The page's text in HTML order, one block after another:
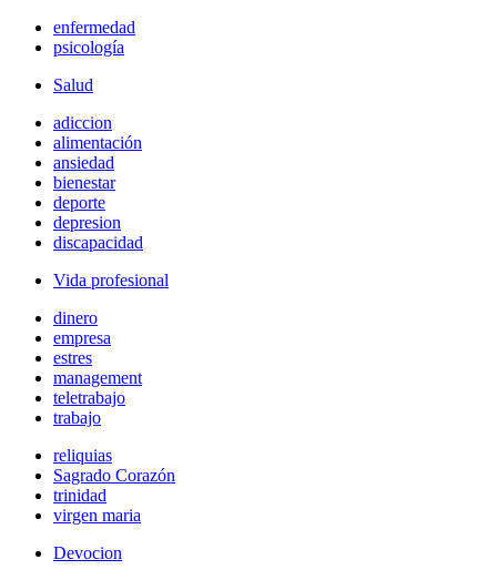
enfermedad
psicología
Salud
adiccion
alimentación
ansiedad
bienestar
deporte
depresion
discapacidad
Vida profesional
dinero
empresa
estres
management
teletrabajo
trabajo
reliquias
Sagrado Corazón
trinidad
virgen maria
Devocion